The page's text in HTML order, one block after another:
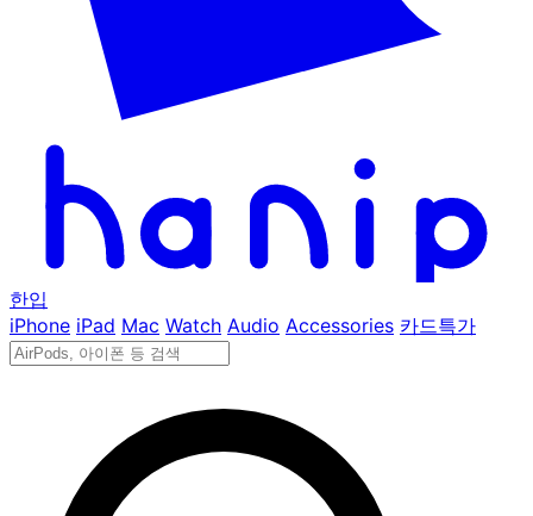
한입
iPhone iPad Mac Watch Audio Accessories 카드특가